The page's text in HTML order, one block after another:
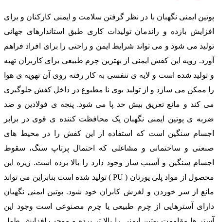
پوتین ایمنی نگهبان با در نظر گرفتن سلامت و ایمنی کارکنان و برای
افزایش بازده و راندمان تولیدات کاری طبق استاندارهای جهانی
تولید می شود و می تواند شرایط ایمن و راحتی را برای افراد فراهم
آورد. رویه این کفش ایمنی از بهترین چرم طبیعی برای کاربران تهیه
و تولید شده است و لایه ی تنفسی به کار رفته روی آن تهویه ی هوا
را ممکن می سازد و از تولید بوی نا مطبوع در داخل کفش جلوگیری
می کند و مانع تعریق بیش حد پا می شود. پنجه ی فولادین و ضد
ضربه ی پوتین ایمنی نگهبان یک محافظت کننده ی قوی در برابر
اجسام سنگین است که استفاده از این کفش را در محیط های
صنعتی و ساختمانی و مشاغلی که احتمال پرتاپ سنگ، سقوط
اجسام سنگین و آسیب ساز وجود دارد را بالا برده است. زیره این
محصول از مواد پلی یورتان ( PU ) تولید شده است بنابراین می تواند
مانع از سر خوردن و لغزش کابران خود شود. پوتین ایمنی نگهبان
دارای آسترهایی از چرم طبیعی یا چرم مصنوعی است وجود این